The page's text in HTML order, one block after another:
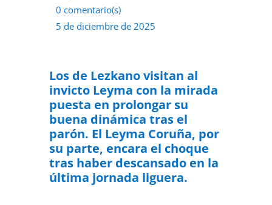
0 comentario(s)
5 de diciembre de 2025
Los de Lezkano visitan al
invicto Leyma con la mirada
puesta en prolongar su
buena dinámica tras el
parón. El Leyma Coruña, por
su parte, encara el choque
tras haber descansado en la
última jornada liguera.